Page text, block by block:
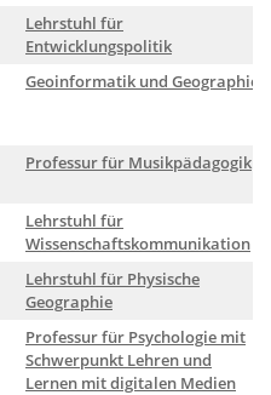
Lehrstuhl für
Entwicklungspolitik
Geoinformatik und Geographie
Professur für Musikpädagogik
Lehrstuhl für
Wissenschaftskommunikation
Lehrstuhl für Physische
Geographie
Professur für Psychologie mit
Schwerpunkt Lehren und
Lernen mit digitalen Medien